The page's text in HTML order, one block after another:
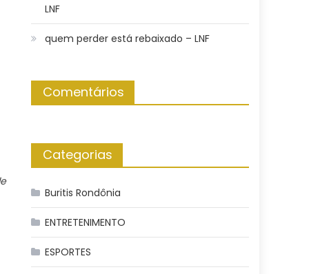
LNF
quem perder está rebaixado – LNF
Comentários
Categorias
Buritis Rondônia
ENTRETENIMENTO
ESPORTES